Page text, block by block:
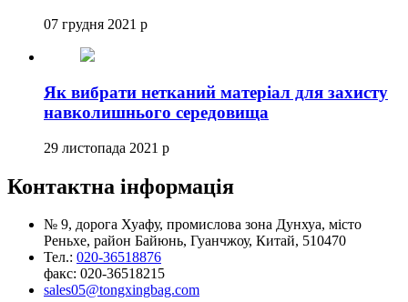
07 грудня 2021 р
Як вибрати нетканий матеріал для захисту
навколишнього середовища
29 листопада 2021 р
Контактна інформація
№ 9, дорога Хуафу, промислова зона Дунхуа, місто
Реньхе, район Байюнь, Гуанчжоу, Китай, 510470
Тел.: 020-36518876
факс: 020-36518215
sales05@tongxingbag.com